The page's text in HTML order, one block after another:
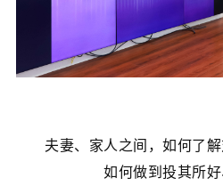
夫妻、家人之间，如何了
如何做到投其所